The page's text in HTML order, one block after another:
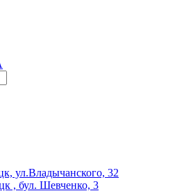
ул.Владычанского, 32
, бул. Шевченко, 3